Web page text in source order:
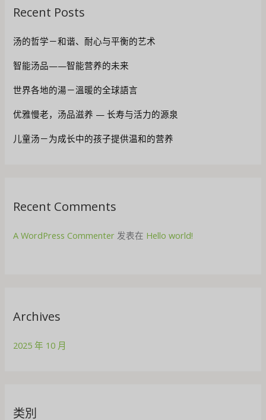
Recent Posts
汤的哲学－和谐、耐心与平衡的艺术
智能汤品——智能营养的未来
世界各地的湯－溫暖的全球語言
优雅慢老，汤品滋养 — 长寿与活力的源泉
儿童汤－为成长中的孩子提供温和的营养
Recent Comments
A WordPress Commenter 发表在 Hello world!
Archives
2025 年 10 月
类別